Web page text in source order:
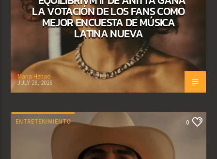
LA VOTACIÓN DE LOS FANS COMO
MEJOR ENCUESTA DE MÚSICA
LATINA NUEVA
Maria Henao
JULY 28, 2026
ENTRETENIMIENTO 0